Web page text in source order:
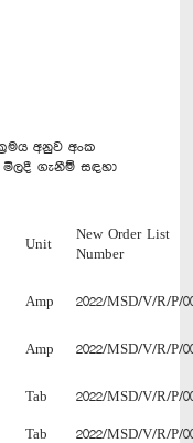
අනුව අංක
මිලදී ගැනීම් සඳහා
Unit
New Order List
Number
Amp 2022/MSD/V/R/P/
Amp 2022/MSD/V/R/P/
Tab 2022/MSD/V/R/P/
Tab 2022/MSD/V/R/P/